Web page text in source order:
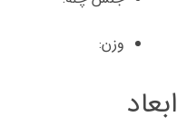
وزن:
ابعاد